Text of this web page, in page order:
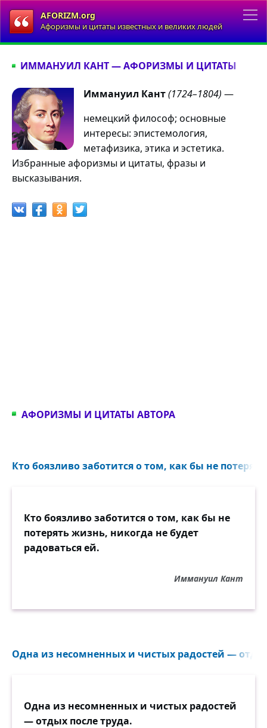
AFORIZM.org
Афоризмы и цитаты известных и великих людей
ИММАНУИЛ КАНТ — АФОРИЗМЫ И ЦИТАТЫ
Иммануил Кант(1724–1804) —
немецкий философ; основные
интересы: эпистемология,
метафизика, этика и эстетика.
Избранные афоризмы и цитаты, фразы и
высказывания.
АФОРИЗМЫ И ЦИТАТЫ АВТОРА
Кто боязливо заботится о том, как бы не
Кто боязливо заботится о том, как бы не
потерять жизнь, никогда не будет
радоваться ей.
Иммануил Кант
Одна из несомненных и чистых радостей —
Одна из несомненных и чистых радостей
— отдых после труда.